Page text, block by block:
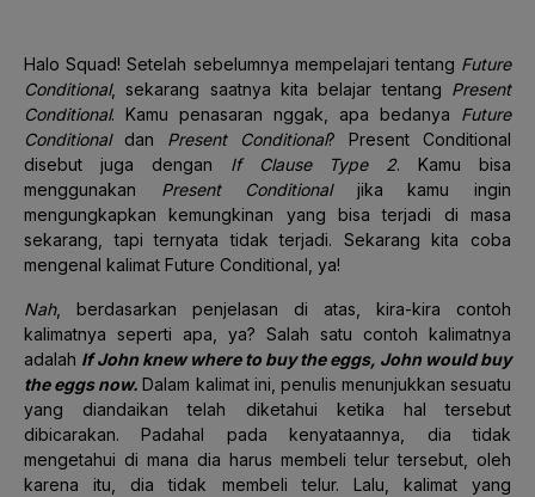
Halo Squad! Setelah sebelumnya mempelajari tentang Future
Conditional, sekarang saatnya kita belajar tentang Present
Conditional. Kamu penasaran nggak, apa bedanya Future
Conditionaldan Present Conditional? Present Conditional
disebut juga dengan If Clause Type 2. Kamu bisa
menggunakan Present Conditionaljika kamu ingin
mengungkapkan kemungkinan yang bisa terjadi di masa
sekarang, tapi ternyata tidak terjadi. Sekarang kita coba
mengenal kalimat Future Conditional, ya!
Nah, berdasarkan penjelasan di atas, kira-kira contoh
kalimatnya seperti apa, ya? Salah satu contoh kalimatnya
adalah If John knew where to buy the eggs, John would buy
the eggs now.Dalam kalimat ini, penulis menunjukkan sesuatu
yang diandaikan telah diketahui ketika hal tersebut
dibicarakan. Padahal pada kenyataannya, dia tidak
mengetahui di mana dia harus membeli telur tersebut, oleh
karena itu, dia tidak membeli telur. Lalu, kalimat yang